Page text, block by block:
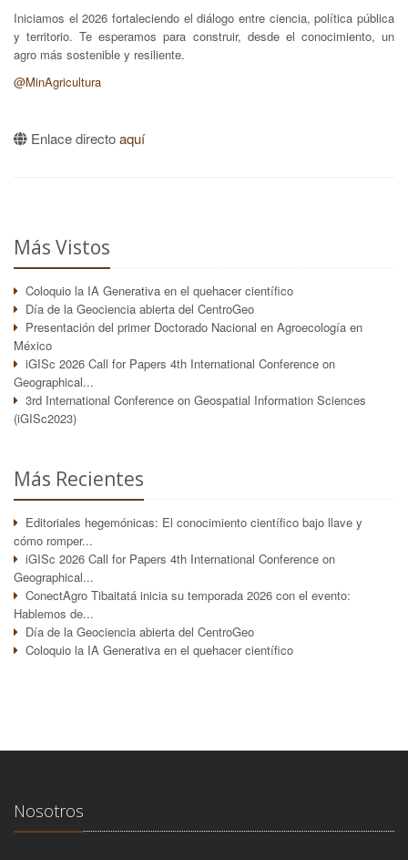
Iniciamos el 2026 fortaleciendo el diálogo entre ciencia, política pública
y territorio. Te esperamos para construir, desde el conocimiento, un
agro más sostenible y resiliente.
@MinAgricultura
Enlace directoaquí
Más Vistos
Coloquio la IA Generativa en el quehacer científico
Día de la Geociencia abierta del CentroGeo
Presentación del primer Doctorado Nacional en Agroecología en
México
iGISc 2026 Call for Papers 4th International Conference on
Geographical...
3rd International Conference on Geospatial Information Sciences
(iGISc2023)
Más Recientes
Editoriales hegemónicas: El conocimiento científico bajo llave y
cómo romper...
iGISc 2026 Call for Papers 4th International Conference on
Geographical...
ConectAgro Tibaitatá inicia su temporada 2026 con el evento:
Hablemos de...
Día de la Geociencia abierta del CentroGeo
Coloquio la IA Generativa en el quehacer científico
Nosotros